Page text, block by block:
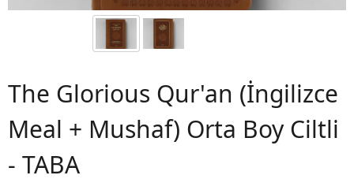
The Glorious Qur'an (İngilizce
Meal + Mushaf) Orta Boy Ciltli
- TABA